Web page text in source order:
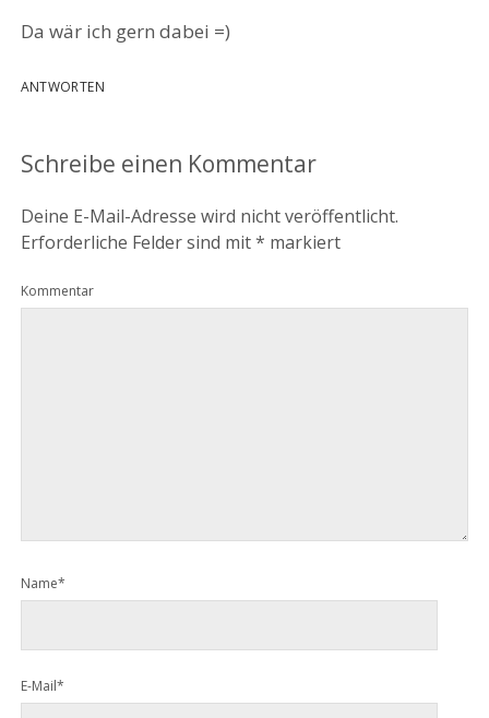
Da wär ich gern dabei =)
ANTWORTEN
Schreibe einen Kommentar
Deine E-Mail-Adresse wird nicht veröffentlicht.
Erforderliche Felder sind mit* markiert
Kommentar
Name*
E-Mail*